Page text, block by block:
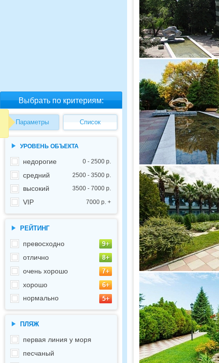
Выбрать по критериям:
Параметры Список
УРОВЕНЬ ОБЪЕКТА
недорогие 0 - 2500 р.
средний 2500 - 3500 р.
высокий 3500 - 7000 р.
VIP 7000 р. +
РЕЙТИНГ
превосходно
отлично
очень хорошо
хорошо
нормально
ПЛЯЖ
первая линия у моря
песчаный